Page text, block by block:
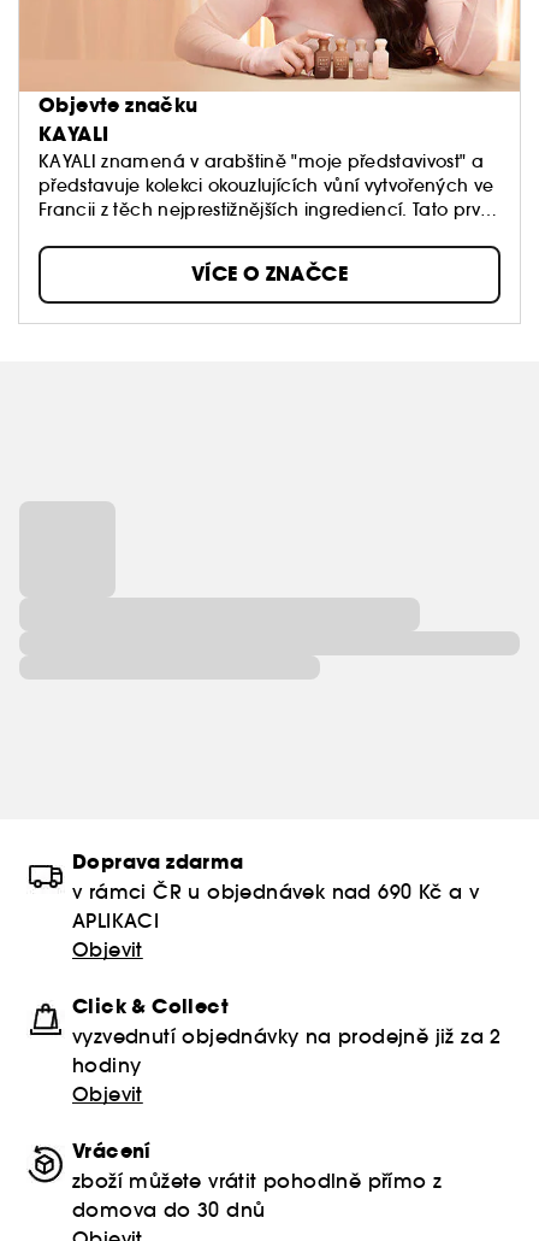
Objevte značku
KAYALI
KAYALI znamená v arabštině "moje představivost" a
představuje kolekci okouzlujících vůní vytvořených ve
Francii z těch nejprestižnějších ingrediencí. Tato první
která vám dokonale padne. KAYALI se inspiruje
bohatstvím Blízkého východu, kultury proslulé svou
noblesou a jednoduchostí. Čtyři vůně. Stovka tónů.
Milion nálad.
VÍCE O ZNAČCE
Doprava zdarma
v rámci ČR u objednávek nad 690 Kč a v
APLIKACI
Objevit
Click & Collect
vyzvednutí objednávky na prodejně již za 2
hodiny
Objevit
Vrácení
zboží můžete vrátit pohodlně přímo z
domova do 30 dnů